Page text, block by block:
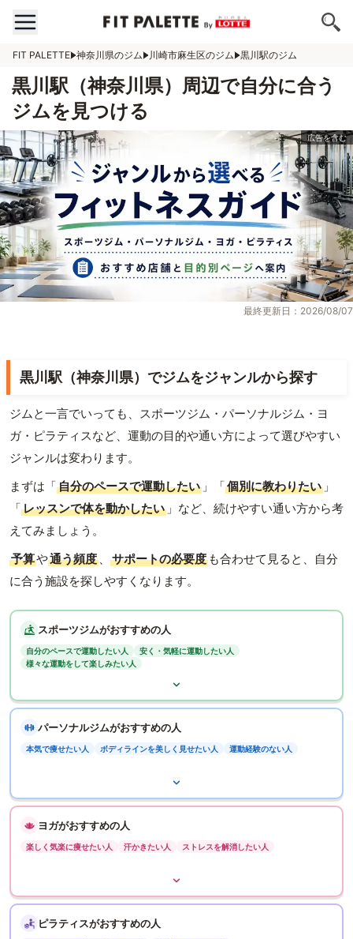
FIT PALETTE 神奈川県のジム 川崎市麻生区のジム 黒川駅のジム
黒川駅（神奈川県）周辺で自分に合う
ジムを見つける
最終更新日：2026/08/07
黒川駅（神奈川県）でジムをジャンルから探す
ジムと一言でいっても、スポーツジム・パーソナルジム・ヨ
ガ・ピラティスなど、運動の目的や通い方によって選びやすい
ジャンルは変わります。
まずは「自分のペースで運動したい 」「個別に教わりたい 」
「レッスンで体を動かしたい 」など、続けやすい通い方から考
えてみましょう。
予算や通う頻度 、 サポートの必要度 も合わせて見ると、自分
に合う施設を探しやすくなります。
スポーツジムがおすすめの人
自分のペースで運動したい人
安く・気軽に運動したい人
様々な運動をして楽しみたい人
パーソナルジムがおすすめの人
本気で痩せたい人 ボディラインを美しく見せたい人 運動経験のない人
ヨガがおすすめの人
楽しく気楽に痩せたい人 汗かきたい人 ストレスを解消したい人
ピラティスがおすすめの人